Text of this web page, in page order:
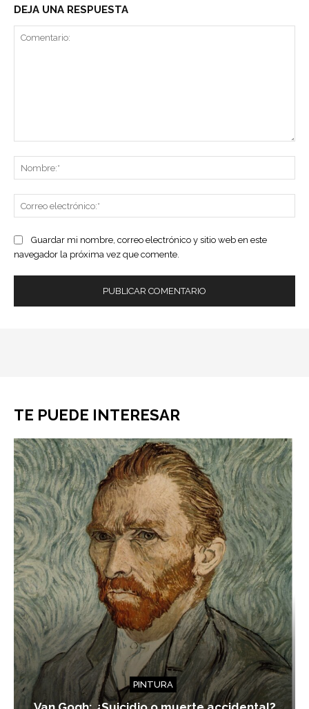
DEJA UNA RESPUESTA
Guardar mi nombre, correo electrónico y sitio web en este
navegador la próxima vez que comente.
TE PUEDE INTERESAR
PINTURA